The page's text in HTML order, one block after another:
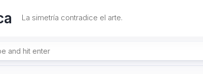
La simetría contradice el arte.